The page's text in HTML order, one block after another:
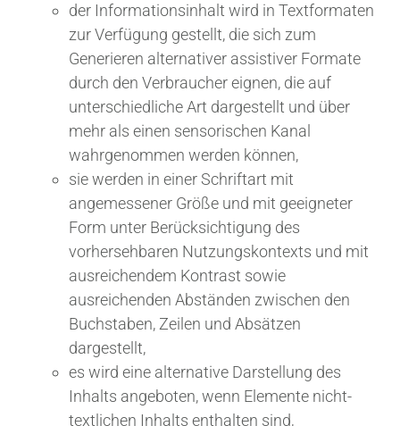
der Informationsinhalt wird in Textformaten
zur Verfügung gestellt, die sich zum
Generieren alternativer assistiver Formate
durch den Verbraucher eignen, die auf
unterschiedliche Art dargestellt und über
mehr als einen sensorischen Kanal
wahrgenommen werden können,
sie werden in einer Schriftart mit
angemessener Größe und mit geeigneter
Form unter Berücksichtigung des
vorhersehbaren Nutzungskontexts und mit
ausreichendem Kontrast sowie
ausreichenden Abständen zwischen den
Buchstaben, Zeilen und Absätzen
dargestellt,
es wird eine alternative Darstellung des
Inhalts angeboten, wenn Elemente nicht-
textlichen Inhalts enthalten sind,